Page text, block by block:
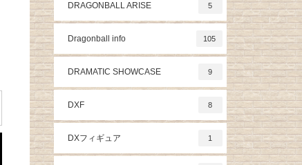
DRAGONBALL ARISE 5
Dragonball info 105
DRAMATIC SHOWCASE 9
DXF 8
DXフィギュア 1